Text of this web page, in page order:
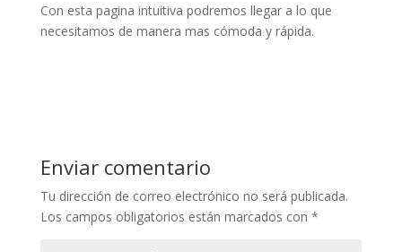
Con esta pagina intuitiva podremos llegar a lo que
necesitamos de manera mas cómoda y rápida.
Enviar comentario
Tu dirección de correo electrónico no será publicada.
Los campos obligatorios están marcados con *